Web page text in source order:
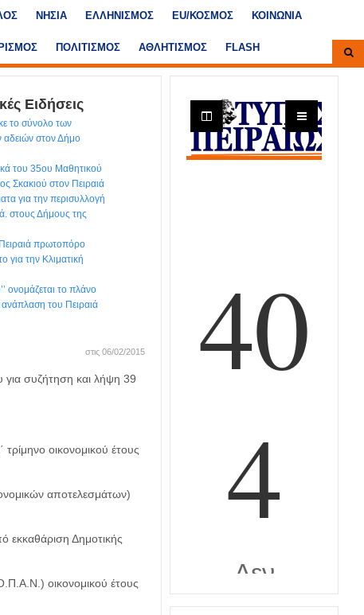
ΝΗΣΙΑ ΕΛΛΗΝΙΣΜΟΣ ΕU/ΚΟΣΜΟΣ ΚΟΙΝΩΝΙΑ
ΠΟΛΙΤΙΣΜΟΣ ΑΘΛΗΤΙΣΜΟΣ FLASH
Ειδήσεις
το σύνολο των
αδειών στον Δήμο
του 35ου Μαθητικού
Σκακιού στον Πειραιά
για την περισυλλογή
στους Δήμους της
πρωτοπόρο
για την Κλιματική
ονομάζεται το πλάνο
ανάπλαση του Πειραιά
στις 06/02/2015
για συζήτηση και λήψη 39
οικονομικού έτους
αποτελεσμάτων)
Δημοτικής
οικονομικού έτους